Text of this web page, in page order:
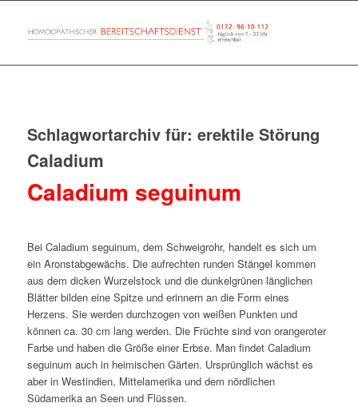
Schlagwortarchiv für: erektile Störung
Caladium
Caladium seguinum
Bei Caladium seguinum, dem Schweigrohr, handelt es sich um
ein Aronstabgewächs. Die aufrechten runden Stängel kommen
aus dem dicken Wurzelstock und die dunkelgrünen länglichen
Blätter bilden eine Spitze und erinnern an die Form eines
Herzens. Sie werden durchzogen von weißen Punkten und
können ca. 30 cm lang werden. Die Früchte sind von orangeroter
Farbe und haben die Größe einer Erbse. Man findet Caladium
seguinum auch in heimischen Gärten. Ursprünglich wächst es
aber in Westindien, Mittelamerika und dem nördlichen
Südamerika an Seen und Flüssen.